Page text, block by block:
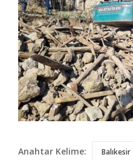
Anahtar Kelime: Balıkesir